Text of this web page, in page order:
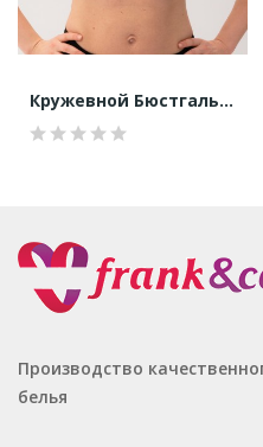
Кружевной Бюстгальтер Балконет
Производство
белья